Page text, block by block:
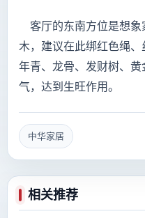
客厅的东南方位是想象
木，建议在此绑红色绳
年青、龙骨、发财树、
气，达到生旺作用。
中华家居
相关推荐